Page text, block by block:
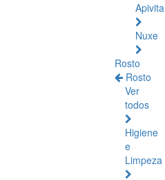
Apivita
Nuxe
Rosto
Rosto
Ver
todos
Higiene
e
Limpeza